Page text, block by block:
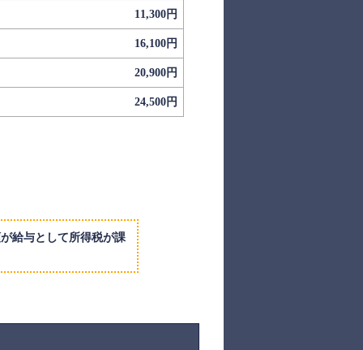
11,300円
16,100円
20,900円
24,500円
給与として所得税が課